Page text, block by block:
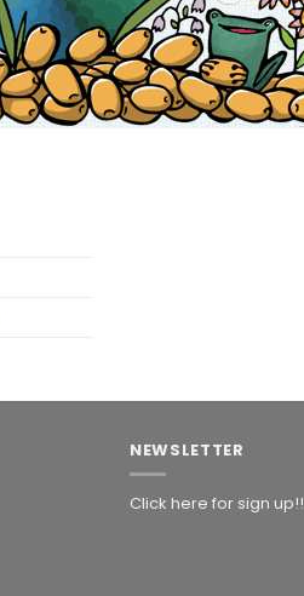
NEWSLETTER
Click here for sign up!!